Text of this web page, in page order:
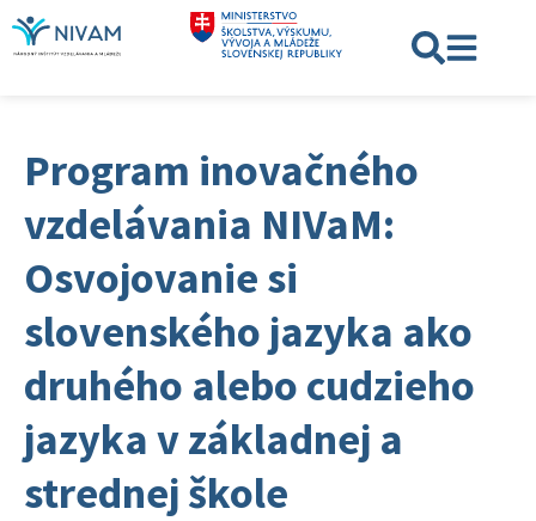
Program inovačného
vzdelávania NIVaM:
Osvojovanie si
slovenského jazyka ako
druhého alebo cudzieho
jazyka v základnej a
strednej škole